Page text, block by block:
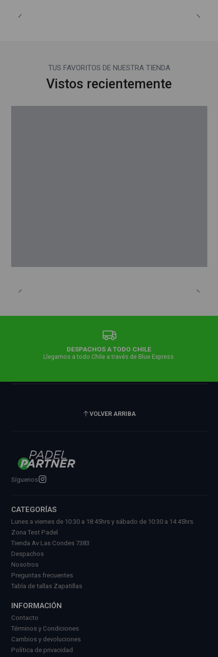
TUS FAVORITOS DE NUESTRA TIENDA
Vistos recientemente
DESPACHOS A TODO CHILE
Llegamos a todo Chile a través de Blue Express.
VOLVER ARRIBA
Síguenos
CATEGORÍAS
Lunes a viernes de 10:30 a 18:45hrs y sábado de 10:30 a 14:45hrs.
Zona Test Padel
Tienda Av Las Condes 7383
Despachos
Nosotros
Preguntas frecuentes
Tabla de tallas Zapatillas
INFORMACIÓN
Contacto
Términos y Condiciones
Cambios y devoluciones
Política de privacidad